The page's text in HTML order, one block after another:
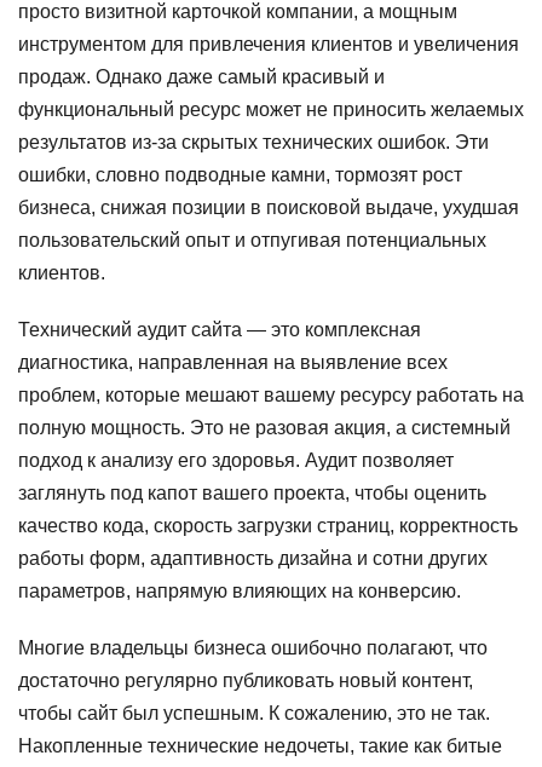
просто визитной карточкой компании, а мощным
инструментом для привлечения клиентов и увеличения
продаж. Однако даже самый красивый и
функциональный ресурс может не приносить желаемых
результатов из-за скрытых технических ошибок. Эти
ошибки, словно подводные камни, тормозят рост
бизнеса, снижая позиции в поисковой выдаче, ухудшая
пользовательский опыт и отпугивая потенциальных
клиентов.
Технический аудит сайта — это комплексная
диагностика, направленная на выявление всех
проблем, которые мешают вашему ресурсу работать на
полную мощность. Это не разовая акция, а системный
подход к анализу его здоровья. Аудит позволяет
заглянуть под капот вашего проекта, чтобы оценить
качество кода, скорость загрузки страниц, корректность
работы форм, адаптивность дизайна и сотни других
параметров, напрямую влияющих на конверсию.
Многие владельцы бизнеса ошибочно полагают, что
достаточно регулярно публиковать новый контент,
чтобы сайт был успешным. К сожалению, это не так.
Накопленные технические недочеты, такие как битые